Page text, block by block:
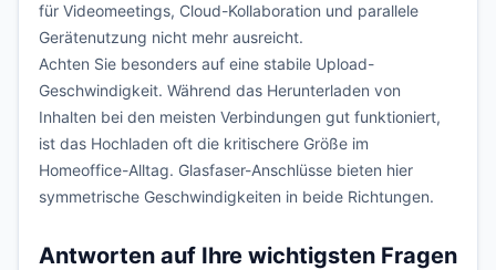
für Videomeetings, Cloud-Kollaboration und parallele
Gerätenutzung nicht mehr ausreicht.
Achten Sie besonders auf eine stabile Upload-
Geschwindigkeit. Während das Herunterladen von
Inhalten bei den meisten Verbindungen gut funktioniert,
ist das Hochladen oft die kritischere Größe im
Homeoffice-Alltag. Glasfaser-Anschlüsse bieten hier
symmetrische Geschwindigkeiten in beide Richtungen.
Antworten auf Ihre wichtigsten Fragen